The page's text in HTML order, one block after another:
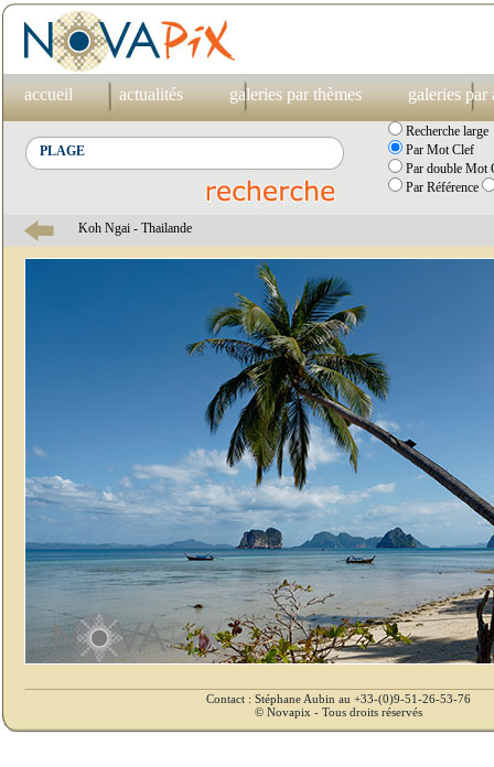
accueil actualités galeries par thèmes galeries par
Recherche large
Par Mot Clef
Par double Mot
Par Référence
Koh Ngai - Thailande
Contact : Stéphane Aubin au +33-(0)9-51-26-53-76
© Novapix - Tous droits réservés